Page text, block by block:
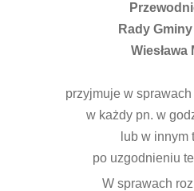
Rady
Wiesława
przyjmuje w
w każdy pn. w
lub w innym
po uzgodnieniu
W sprawach